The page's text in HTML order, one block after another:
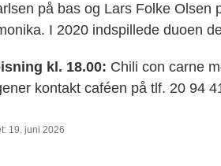
på bas og Lars Folke Olsen
I 2020 indspillede duoen
kl. 18.00: Chili con carne
kontakt caféen på tlf. 20 94
19. juni 2026